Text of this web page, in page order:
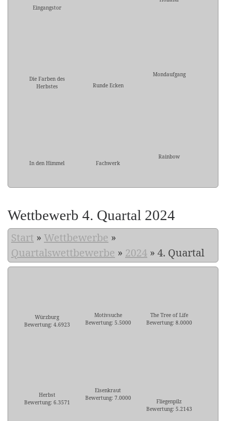
Eingangstor
Die Farben des
Herbstes
Runde Ecken
Mondaufgang
In den Himmel Fachwerk
Rainbow
Wettbewerb 4. Quartal 2024
Start » Wettbewerbe »
Quartalswettbewerbe » 2024 » 4. Quartal
Würzburg
Bewertung: 4.6923
Motivsuche
Bewertung: 5.5000
The Tree of Life
Bewertung: 8.0000
Herbst
Bewertung: 6.3571
Eisenkraut
Bewertung: 7.0000
Fliegenpilz
Bewertung: 5.2143